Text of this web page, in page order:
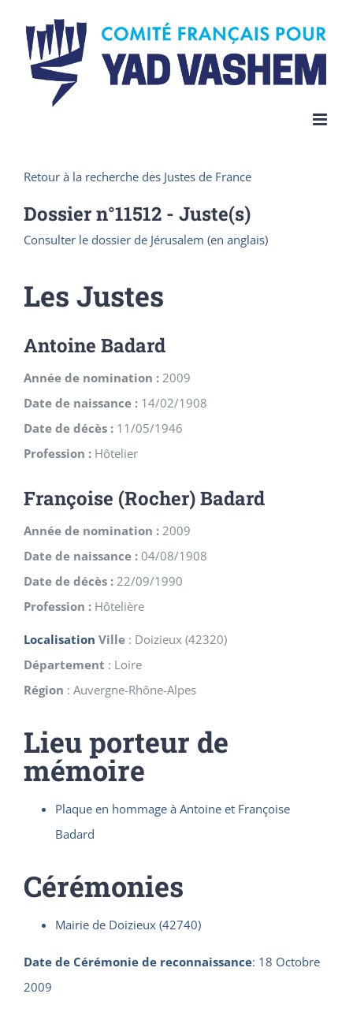
content
Retour à la recherche des Justes de France
Dossier n°11512 - Juste(s)
Consulter le dossier de Jérusalem (en anglais)
Les Justes
Antoine Badard
Année de nomination : 2009
Date de naissance : 14/02/1908
Date de décès : 11/05/1946
Profession : Hôtelier
Françoise (Rocher) Badard
Année de nomination : 2009
Date de naissance : 04/08/1908
Date de décès : 22/09/1990
Profession : Hôtelière
Localisation Ville : Doizieux (42320)
Département : Loire
Région : Auvergne-Rhône-Alpes
Lieu porteur de
mémoire
Plaque en hommage à Antoine et Françoise
Badard
Cérémonies
Mairie de Doizieux (42740)
Date de Cérémonie de reconnaissance: 18 Octobre
2009